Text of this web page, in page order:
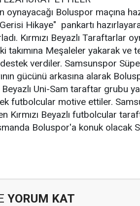
oynayacağı Boluspor maçına
Hikaye" pankartı
Kırmızı Beyazlı Taraftarlar
takımına Meşaleler yakarak
verdiler. Samsunspor
gücünü arkasına alarak
Beyazlı Uni-Sam taraftar grubu
futbolcular motive ettiler.
Kırmızı Beyazlı futbolcular
Boluspor'a konuk olacak
YORUM KAT